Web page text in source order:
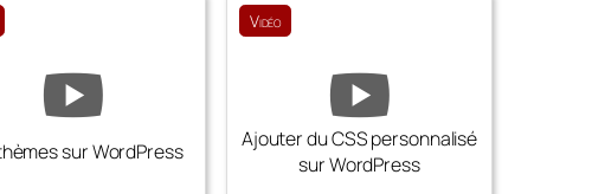
sur WordPress
Ajouter du CSS personnalisé
sur WordPress
Vidéo